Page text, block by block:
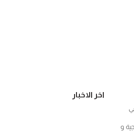
التقنية عام 2008 في
و
اخر الاخبار